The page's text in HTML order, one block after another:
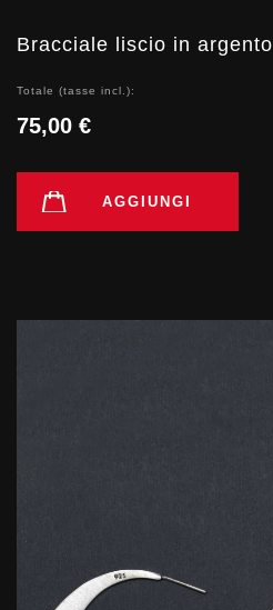
Bracciale liscio in argento
Totale (tasse incl.):
75,00 €
AGGIUNGI